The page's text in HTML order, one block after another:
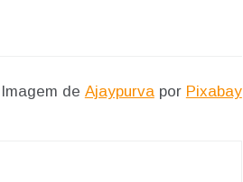
Imagem de Ajaypurvapor Pixabay